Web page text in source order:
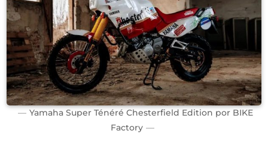
Yamaha Super Ténéré Chesterfield Edition por BIKE
Factory